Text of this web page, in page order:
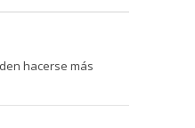
hacerse más